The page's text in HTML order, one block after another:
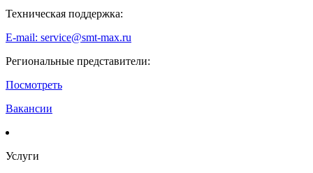
Техническая поддержка:
E-mail: service@smt-max.ru
Региональные представители:
Посмотреть
Вакансии
Услуги